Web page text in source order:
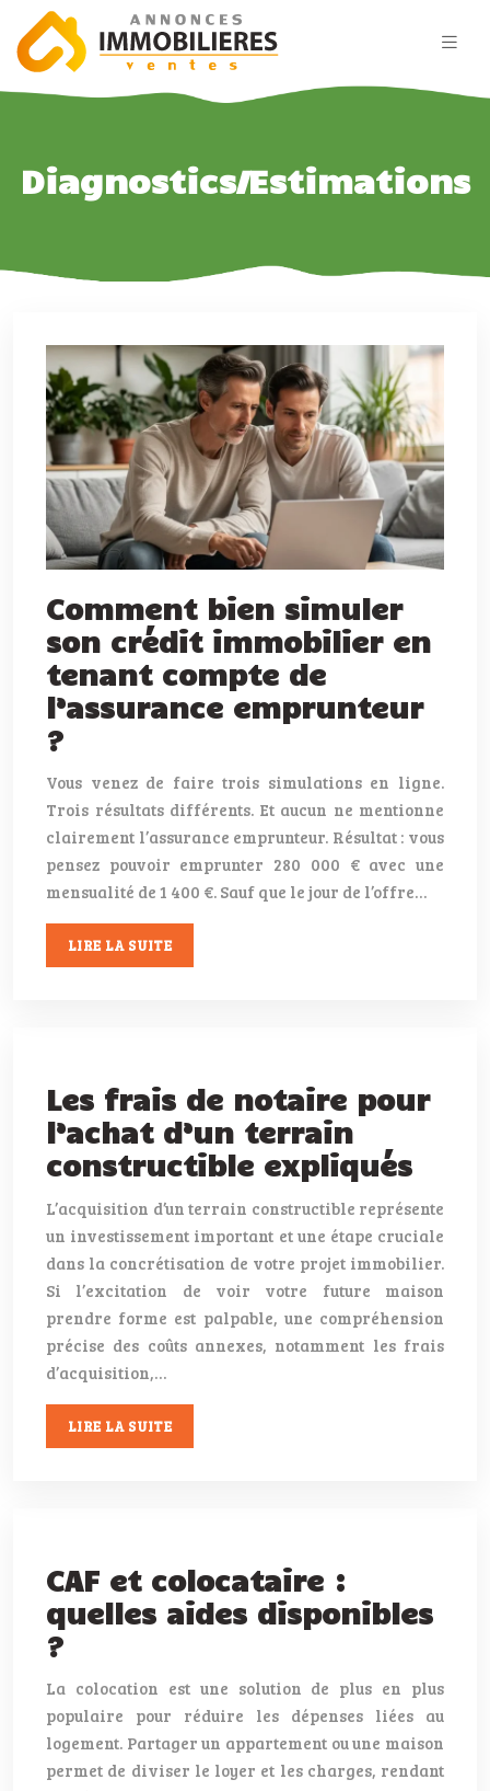
Diagnostics/Estimations
Comment bien simuler
son crédit immobilier en
tenant compte de
l’assurance emprunteur
?
Vous venez de faire trois simulations en ligne.
Trois résultats différents. Et aucun ne mentionne
clairement l’assurance emprunteur. Résultat : vous
pensez pouvoir emprunter 280 000 € avec une
mensualité de 1 400 €. Sauf que le jour de l’offre…
LIRE LA SUITE
Les frais de notaire pour
l’achat d’un terrain
constructible expliqués
L’acquisition d’un terrain constructible représente
un investissement important et une étape cruciale
dans la concrétisation de votre projet immobilier.
Si l’excitation de voir votre future maison
prendre forme est palpable, une compréhension
précise des coûts annexes, notamment les frais
d’acquisition,…
LIRE LA SUITE
CAF et colocataire :
quelles aides disponibles
?
La colocation est une solution de plus en plus
populaire pour réduire les dépenses liées au
logement. Partager un appartement ou une maison
permet de diviser le loyer et les charges, rendant